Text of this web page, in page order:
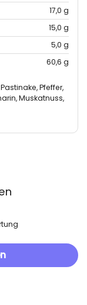
17,0 g
15,0 g
5,0 g
60,6 g
Pfeffer,
Muskatnuss,